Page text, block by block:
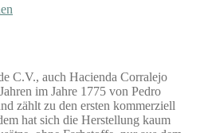
C.V., auch Hacienda Corralejo
im Jahre 1775 von Pedro
zählt zu den ersten kommerziell
hat sich die Herstellung kaum